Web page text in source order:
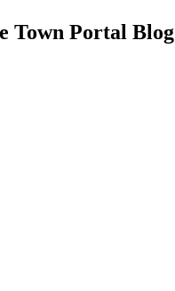
Town Portal Blog